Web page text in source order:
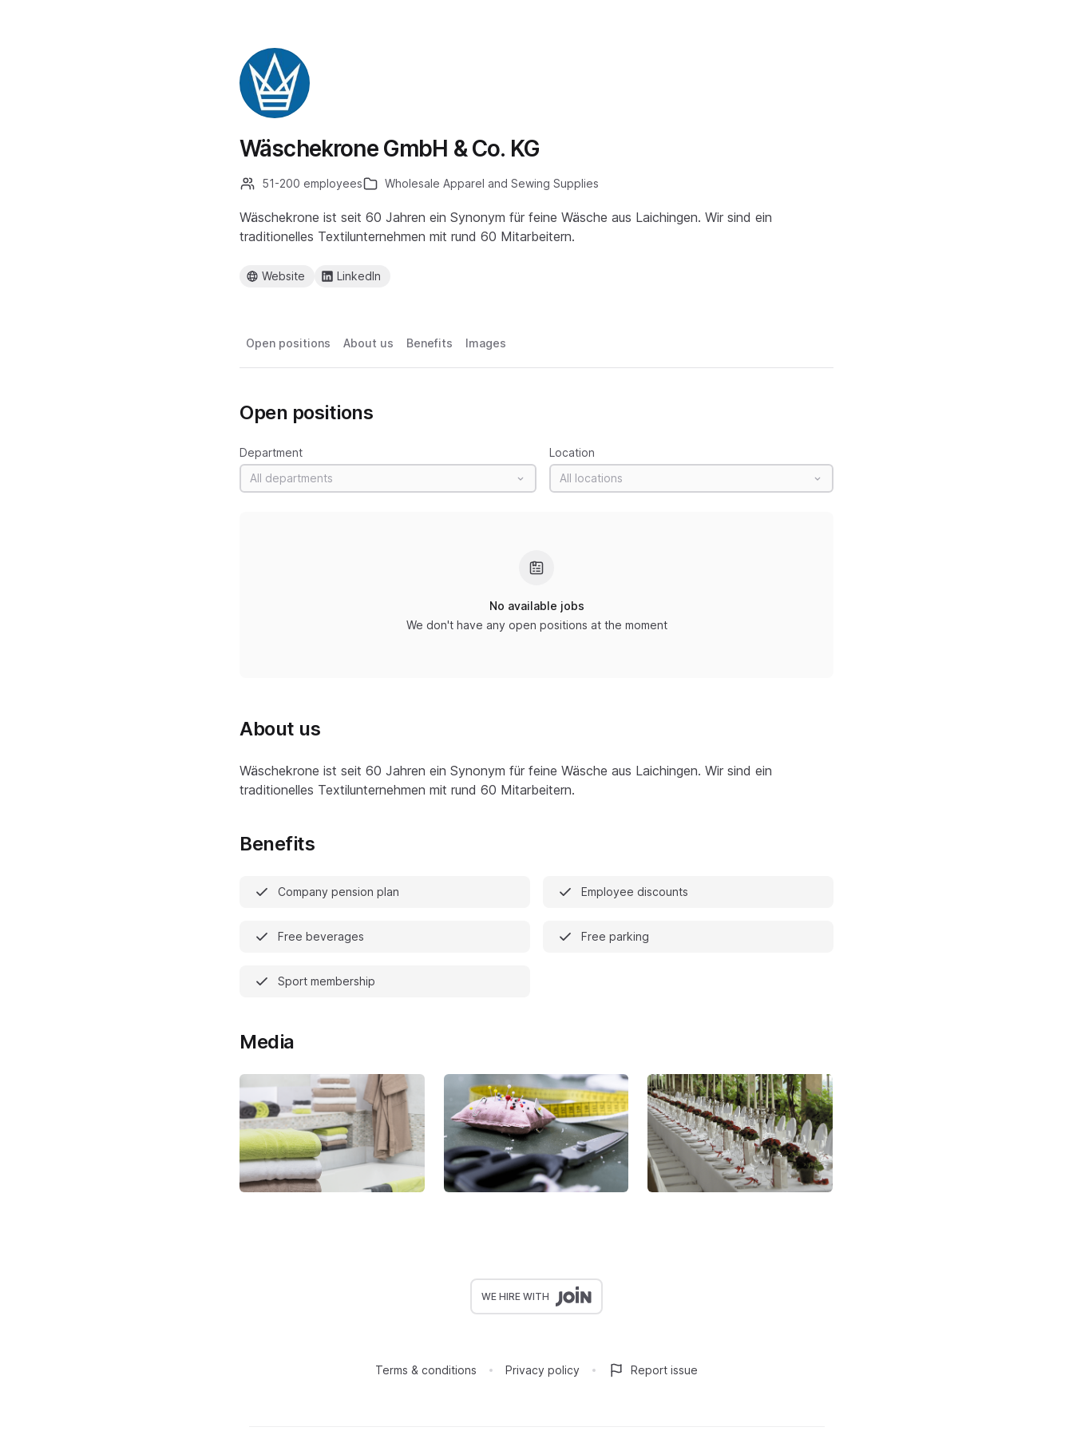
Wäschekrone GmbH & Co. KG
51-200 employees Wholesale Apparel and Sewing Supplies
Wäschekrone ist seit 60 Jahren ein Synonym für feine Wäsche aus Laichingen. Wir sind ein
traditionelles Textilunternehmen mit rund 60 Mitarbeitern.
Website LinkedIn
Open positions About us Benefits Images
Open positions
Department
All departments
Location
All locations
No available jobs
We don't have any open positions at the moment
About us
Wäschekrone ist seit 60 Jahren ein Synonym für feine Wäsche aus Laichingen. Wir sind ein
traditionelles Textilunternehmen mit rund 60 Mitarbeitern.
Benefits
Company pension plan Employee discounts
Free beverages Free parking
Sport membership
Media
WE HIRE WITH
Terms & conditions Privacy policy Report issue